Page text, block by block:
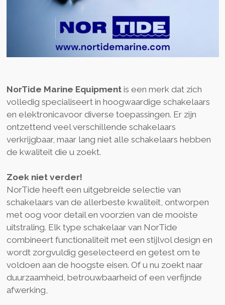
NorTide Marine Equipmentis een merk dat zich
volledig specialiseert in hoogwaardige schakelaars
en elektronicavoor diverse toepassingen. Er zijn
ontzettend veel verschillende schakelaars
verkrijgbaar, maar lang niet alle schakelaars hebben
de kwaliteit die u zoekt.
Zoek niet verder!
NorTide heeft een uitgebreide selectie van
schakelaars van de allerbeste kwaliteit, ontworpen
met oog voor detail en voorzien van de mooiste
uitstraling. Elk type schakelaar van NorTide
combineert functionaliteit met een stijlvol design en
wordt zorgvuldig geselecteerd en getest om te
voldoen aan de hoogste eisen. Of u nu zoekt naar
duurzaamheid, betrouwbaarheid of een verfijnde
afwerking,